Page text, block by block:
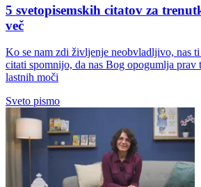
5 svetopisemskih citatov za
več
Ko se nam zdi življenje neobvladljivo, nas
citati spomnijo, da nas Bog opogumlja prav
lastnih moči
Sveto pismo